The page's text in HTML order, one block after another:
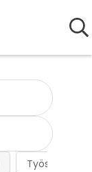
Työsuhteen